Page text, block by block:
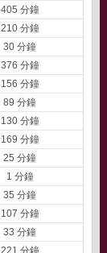
405 分鐘
210 分鐘
30 分鐘
376 分鐘
156 分鐘
89 分鐘
130 分鐘
169 分鐘
25 分鐘
1 分鐘
35 分鐘
107 分鐘
33 分鐘
221 分鐘